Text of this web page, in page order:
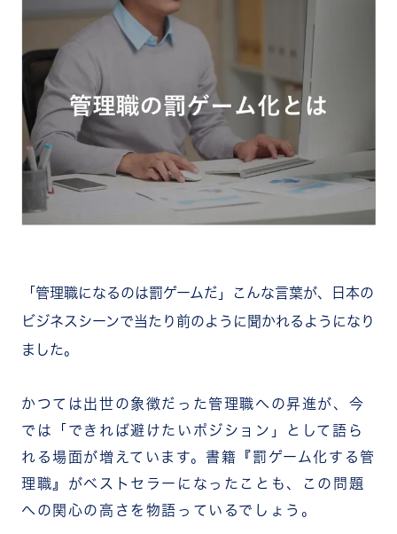
「管理職になるのは罰ゲームだ」こんな言葉が、日本の
ビジネスシーンで当たり前のように聞かれるようになり
ました。
かつては出世の象徴だった管理職への昇進が、今
では「できれば避けたいポジション」として語ら
れる場面が増えています。書籍『罰ゲーム化する管
理職』がベストセラーになったことも、この問題
への関心の高さを物語っているでしょう。